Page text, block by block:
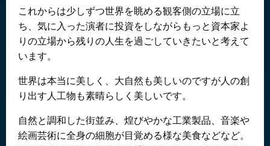
これからは少しずつ世界を眺める観客側の立場に立
ち、気に入った演者に投資をしながらもっと資本家よ
りの立場から残りの人生を過ごしていきたいと考えて
います。
世界は本当に美しく、大自然も美しいのですが人の創
り出す人工物も素晴らしく美しいです。
自然と調和した街並み、煌びやかな工業製品、音楽や
絵画芸術に全身の細胞が目覚める様な美食などなど。